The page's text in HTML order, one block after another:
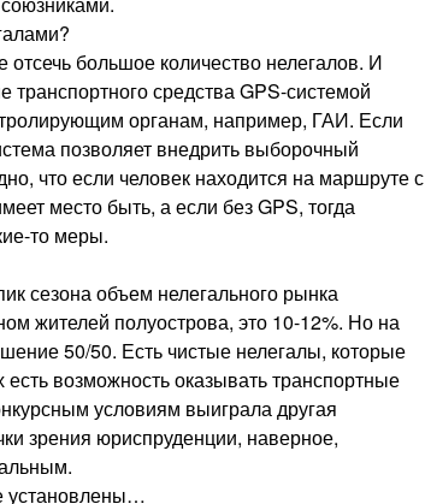
большое количество нелегалов. И
средства GPS-системой
органам, например, ГАИ. Если
позволяет внедрить выборочный
что если человек находится на маршруте с
место быть, а если без GPS, тогда
то меры.
сезона объем нелегального рынка
жителей полуострова, это 10-12%. Но на
50/50. Есть чистые нелегалы, которые
возможность оказывать транспортные
условиям выиграла другая
зрения юриспруденции, наверное,
установлены…